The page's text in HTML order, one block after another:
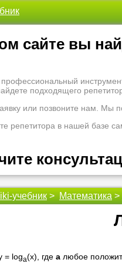
сайте вы
подходящего
или позвоните нам. Мы
репетитора в нашей базе
проконсультировать
надо ломать голову, к кому
учебник > Математика >
= loga(x), где a любое